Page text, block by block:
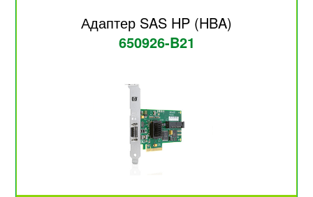
Адаптер SAS HP (HBA)
650926-B21